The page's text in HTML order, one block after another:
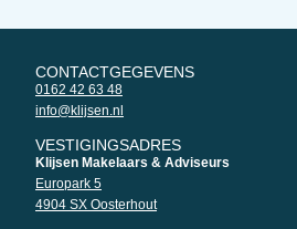
CONTACTGEGEVENS
0162 42 63 48
info@klijsen.nl
VESTIGINGSADRES
Klijsen Makelaars & Adviseurs
Europark 5
4904 SX Oosterhout